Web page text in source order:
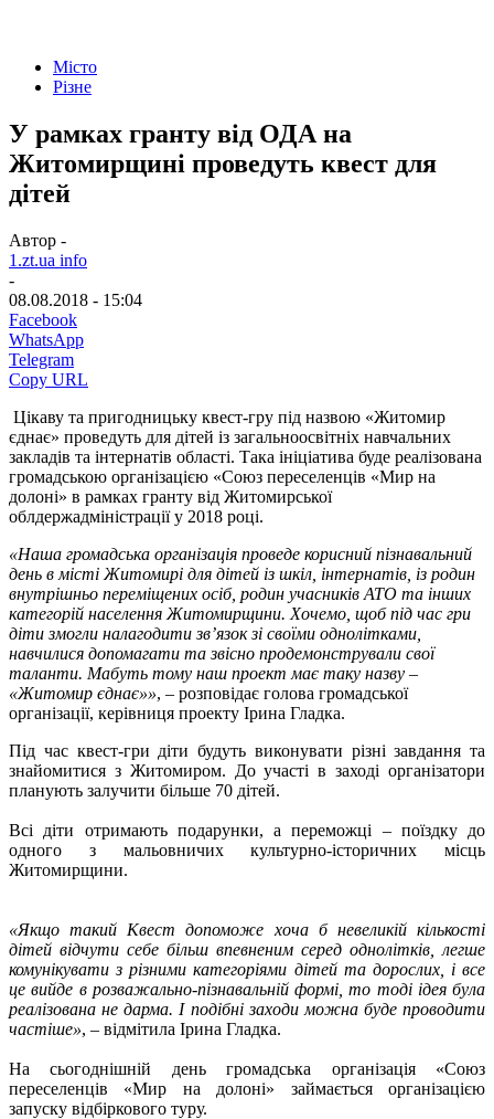
Місто
Різне
У рамках гранту від ОДА на
Житомирщині проведуть квест для
дітей
Автор -
1.zt.ua info
-
08.08.2018 - 15:04
Facebook
WhatsApp
Telegram
Copy URL
Цікаву та пригодницьку квест-гру під назвою «Житомир
єднає» проведуть для дітей із загальноосвітніх навчальних
закладів та інтернатів області. Така ініціатива буде реалізована
громадською організацією «Союз переселенців «Мир на
долоні» в рамках гранту від Житомирської
облдержадміністрації у 2018 році.
«Наша громадська організація проведе корисний пізнавальний
день в місті Житомирі для дітей із шкіл, інтернатів, із родин
внутрішньо переміщених осіб, родин учасників АТО та інших
категорій населення Житомирщини. Хочемо, щоб під час гри
діти змогли налагодити зв’язок зі своїми однолітками,
навчилися допомагати та звісно продемонстрували свої
таланти. Мабуть тому наш проект має таку назву –
«Житомир єднає»», – розповідає голова громадської
організації, керівниця проекту Ірина Гладка.
Під час квест-гри діти будуть виконувати різні завдання та
знайомитися з Житомиром. До участі в заході організатори
планують залучити більше 70 дітей.
Всі діти отримають подарунки, а переможці – поїздку до
одного з мальовничих культурно-історичних місць
Житомирщини.
«Якщо такий Квест допоможе хоча б невеликій кількості
дітей відчути себе більш впевненим серед однолітків, легше
комунікувати з різними категоріями дітей та дорослих, і все
це вийде в розважально-пізнавальній формі, то тоді ідея була
реалізована не дарма. І подібні заходи можна буде проводити
частіше», – відмітила Ірина Гладка.
На сьогоднішній день громадська організація «Союз
переселенців «Мир на долоні» займається організацією
запуску відбіркового туру.